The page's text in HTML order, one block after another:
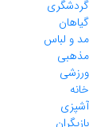
گردشگری
گیاهان
مد و لباس
مذهبی
ورزشی
خانه
آشپزی
بازیگران